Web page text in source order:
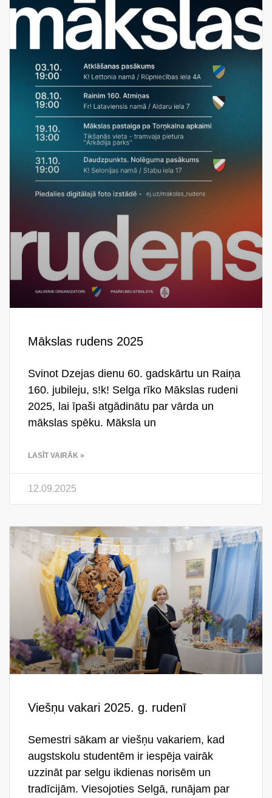
Mākslas rudens 2025
Svinot Dzejas dienu 60. gadskārtu un Raiņa
160. jubileju, s!k! Selga rīko Mākslas rudeni
2025, lai īpaši atgādinātu par vārda un
mākslas spēku. Māksla un
LASĪT VAIRĀK »
12.09.2025
Viešņu vakari 2025. g. rudenī
Semestri sākam ar viešņu vakariem, kad
augstskolu studentēm ir iespēja vairāk
uzzināt par selgu ikdienas norisēm un
tradīcijām. Viesojoties Selgā, runājam par